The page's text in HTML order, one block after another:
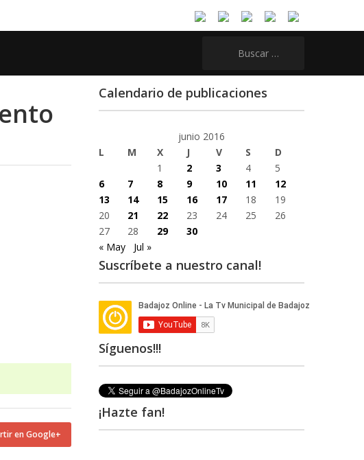
en Google+
Calendario de publicaciones
junio 2016
L
M X J V S
D
1
2 3 4
5
6
7 8 9 10 11
12
13
14 15 16 17 18
19
20
21 22 23 24 25
26
27
28 29
30
« May
Jul »
Suscríbete a nuestro canal!
Síguenos!!!
¡Hazte fan!